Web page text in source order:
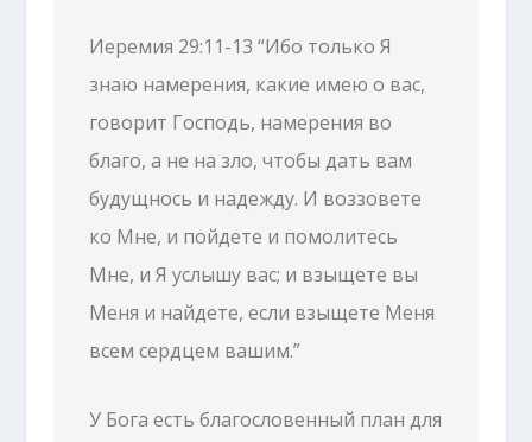
Иеремия 29:11-13 “Ибо только Я
знаю намерения, какие имею о вас,
говорит Господь, намерения во
благо, а не на зло, чтобы дать вам
будущнось и надежду. И воззовете
ко Мне, и пойдете и помолитесь
Мне, и Я услышу вас; и взыщете вы
Меня и найдете, если взыщете Меня
всем сердцем вашим.”
У Бога есть благословенный план для